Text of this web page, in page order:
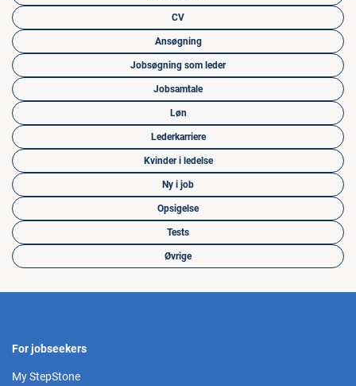
CV
Ansøgning
Jobsøgning som leder
Jobsamtale
Løn
Lederkarriere
Kvinder i ledelse
Ny i job
Opsigelse
Tests
Øvrige
For jobseekers
My StepStone